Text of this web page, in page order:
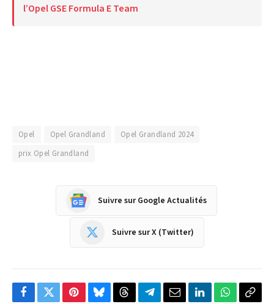
l’Opel GSE Formula E Team
Opel Opel Grandland
Opel Grandland 2024
prix Opel Grandland
Suivre sur Google Actualités
Suivre sur X (Twitter)
Facebook
TwitterPinterestBlueskyThreadsPartagerEmailLinkedInWhatsApp